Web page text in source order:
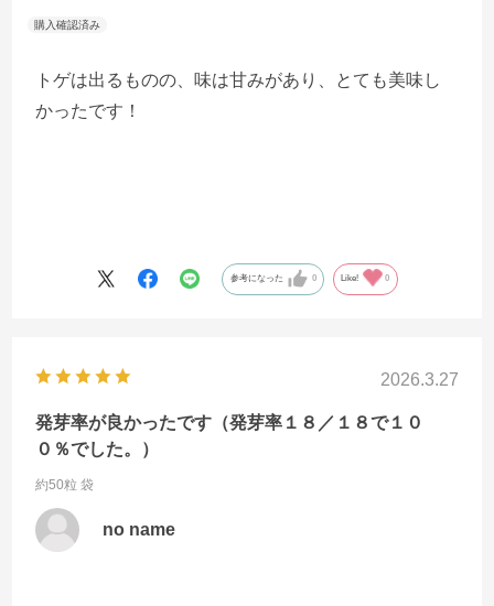
トゲは出るものの、味は甘みがあり、とても美味し
かったです！
参考になった 0 Like! 0
2026.3.27
発芽率が良かったです（発芽率１８／１８で１０
０％でした。）
約50粒 袋
no name